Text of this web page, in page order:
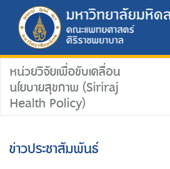
หน่วยวิจัยเพื่อขับเคลื่อน
นโยบายสุขภาพ (Siriraj
Health Policy)
ข่าวประชาสัมพันธ์